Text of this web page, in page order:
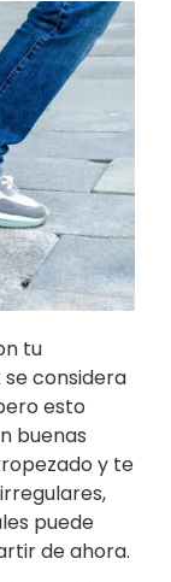
tu
se considera
esto
buenas
y te
puede
de ahora.